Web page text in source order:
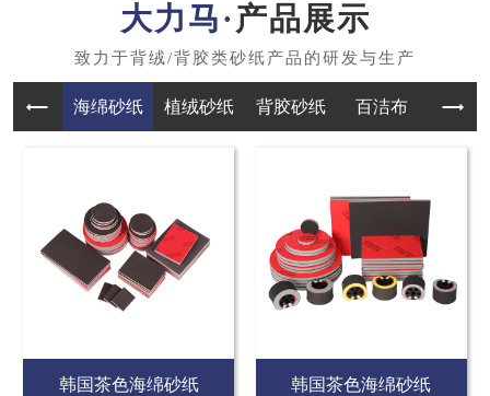
产品展示
海绵砂纸 植绒砂纸 背胶砂纸 百洁布
韩国茶色海绵砂纸 韩国茶色海绵砂纸